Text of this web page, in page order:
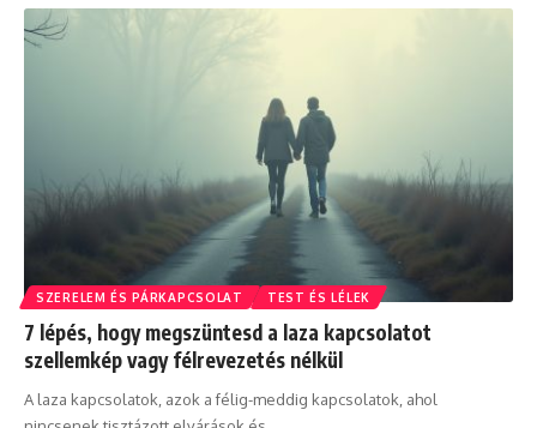
SZERELEM ÉS PÁRKAPCSOLAT TEST ÉS LÉLEK
7 lépés, hogy megszüntesd a laza kapcsolatot
szellemkép vagy félrevezetés nélkül
A laza kapcsolatok, azok a félig-meddig kapcsolatok, ahol